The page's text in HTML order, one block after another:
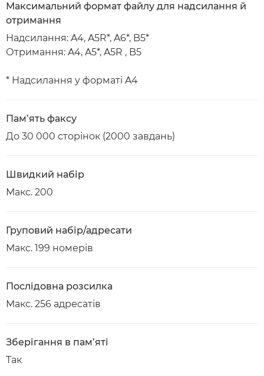
Максимальний формат файлу для надсилання й
отримання
Надсилання: A4, A5R*, A6*, B5*
Отримання: A4, A5*, A5R , B5
* Надсилання у форматі A4
Пам’ять факсу
До 30 000 сторінок (2000 завдань)
Швидкий набір
Макс. 200
Груповий набір/адресати
Макс. 199 номерів
Послідовна розсилка
Макс. 256 адресатів
Зберігання в пам’яті
Так